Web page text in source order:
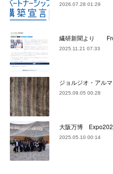
2026.07.28 01:29
繊研新聞より
2025.11.21 07:33
ジョルジオ・ア
2025.09.05 00:28
大阪万博
2025.05.10 00:14